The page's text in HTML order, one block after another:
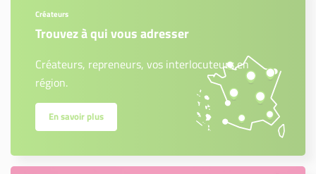
Créateurs
Trouvez à qui vous adresser
Créateurs, repreneurs, vos interlocuteurs en
région.
En savoir plus